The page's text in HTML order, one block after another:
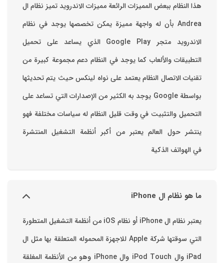
هذا النظام ببعض المميزات الرائعة ‏مميزات الاندرويد ‏تميز نظام ال
Andrea بأن له واجهة مميزة يمكن تخصصها ‏يوجد في نظام
الاندرويد متجر Google Play الذي يساعد على تحميل
التطبيقات والألعاب ‏كما يوجد في النظام دعم مجموعة كبيرة من
تقنيات الاتصال ‏النظام يعتمد على نواه لينكس حيث يتم تحديثها
بواسطة ‫Google‬ ‏يوجد به الكثير من الإصدارات التي تساعد على
التحميل والتثبيت في وقت قليل ‏النظام له سياسات مختلفة فهو
ينتشر حول العالم يعتبر من أكبر أنظمة التشغيل المنتشرة
في الهواتف الذكية
ما هو نظام ال iPhone
يعتبر نظام ال iPhone أو نظام iOS من أنظمة التشغيل المتطورة
التي سوقتها شركة Apple للاجهزة المحموله المتعلقة بها مثل ال
iPad وال iPod Touch وال iPhone وهو من الأنظمة المغلقة